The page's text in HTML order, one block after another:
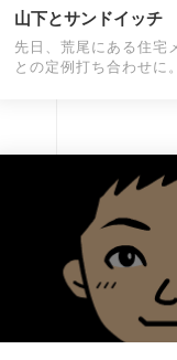
山下とサンドイッチ
先日、荒尾にある住宅
との定例打ち合わせに。